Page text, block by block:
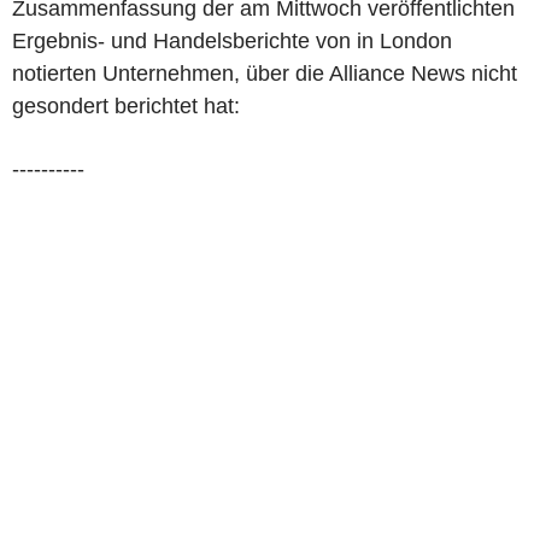
Zusammenfassung der am Mittwoch veröffentlichten
Ergebnis- und Handelsberichte von in London
notierten Unternehmen, über die Alliance News nicht
gesondert berichtet hat:
----------